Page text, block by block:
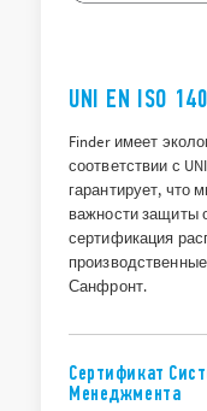
UNI EN ISO
Finder имеет
соответствии с
гарантирует, что
важности
сертификация
Санфронт.
Сертификат
Менеджмента